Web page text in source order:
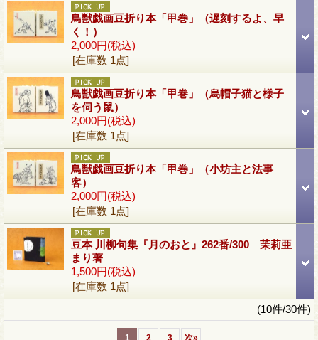
鳥獣戯画豆折り本「甲巻」（遅刻するよ、早
く！）
2,000円(税込)
[在庫数 1点]
鳥獣戯画豆折り本「甲巻」（烏帽子猫と様子
を伺う鼠）
2,000円(税込)
[在庫数 1点]
鳥獣戯画豆折り本「甲巻」（小坊主と法事
客）
2,000円(税込)
[在庫数 1点]
豆本 川柳句集『月のおと』262番/300 茉莉亜
まり著
1,500円(税込)
[在庫数 1点]
(10件/30件)
1 2 3 次»